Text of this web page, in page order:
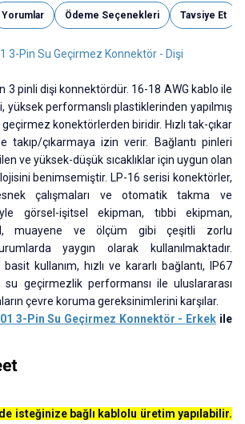
Yorumlar Ödeme Seçenekleri Tavsiye Et
3-Pin Su Geçirmez Konnektör - Dişi
3 pinli dişi konnektördür. 16-18 AWG kablo ile
yüksek performanslı plastiklerinden yapılmış
konektörlerden biridir. Hızlı tak-çıkar
takıp/çıkarmaya izin verir. Bağlantı pinleri
ve yüksek-düşük sıcaklıklar için uygun olan
benimsemiştir. LP-16 serisi konektörler,
çalışmaları ve otomatik takma ve
görsel-işitsel ekipman, tıbbi ekipman,
muayene ve ölçüm gibi çeşitli zorlu
yaygın olarak kullanılmaktadır.
kullanım, hızlı ve kararlı bağlantı, IP67
su geçirmezlik performansı ile uluslararası
çevre koruma gereksinimlerini karşılar.
3-Pin Su Geçirmez Konnektör - Erkek ile
isteğinize bağlı kablolu üretim yapılabilir.